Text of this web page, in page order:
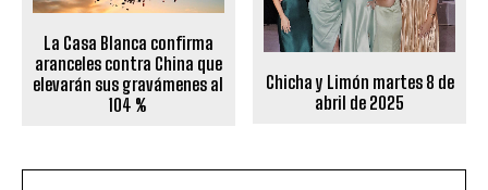
La Casa Blanca confirma
aranceles contra China que
elevarán sus gravámenes al
104 %
Chicha y Limón martes 8 de
abril de 2025